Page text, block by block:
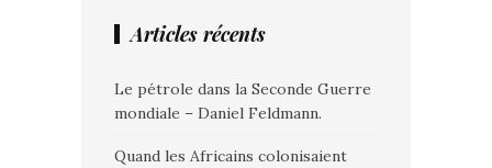
Articles récents
Le pétrole dans la Seconde Guerre
mondiale – Daniel Feldmann.
Quand les Africains colonisaient